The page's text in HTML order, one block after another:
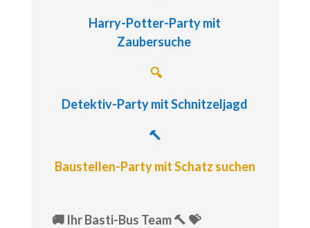
Harry-Potter-Partymit
Zaubersuche
🔍
Detektiv-Partymit Schnitzeljagd
🔨
Baustellen-Party mit Schatz suchen
🚚 Ihr Basti-Bus Team 🔨 💝